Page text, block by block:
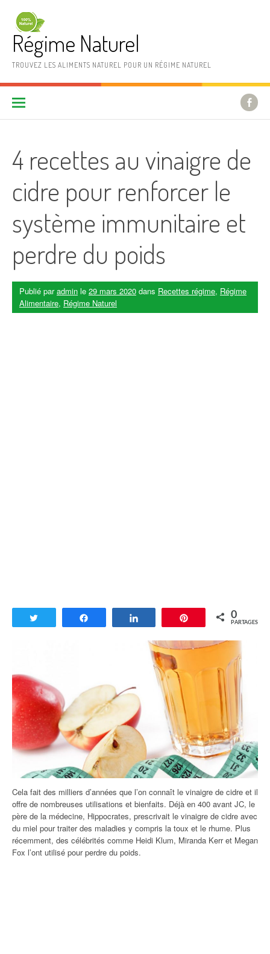
Régime Naturel
TROUVEZ LES ALIMENTS NATUREL POUR UN RÉGIME NATUREL
4 recettes au vinaigre de
cidre pour renforcer le
système immunitaire et
perdre du poids
Publié paradmin le 29 mars 2020 dans Recettes régime, Régime
Alimentaire, Régime Naturel
Enregistrer
0
PARTAGES
Cela fait des milliers d’années que l’on connaît le vinaigre de cidre et il
offre de nombreuses utilisations et bienfaits. Déjà en 400 avant JC, le
père de la médecine, Hippocrates, prescrivait le vinaigre de cidre avec
du miel pour traiter des maladies y compris la toux et le rhume. Plus
récemment, des célébrités comme Heidi Klum, Miranda Kerr et Megan
Fox l’ont utilisé pour perdre du poids.